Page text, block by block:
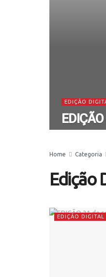
EDIÇÃO
Home Categoria
Edição
EDIÇÃO DIGITAL